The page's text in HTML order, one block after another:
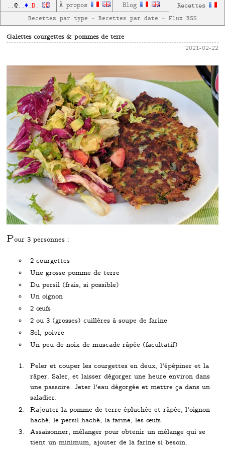
..@..♦.D. À propos Blog Recettes
Recettes par type — Recettes par date — Flux RSS
Galettes courgettes & pommes de terre
2021-02-22
Pour 3 personnes :
2 courgettes
Une grosse pomme de terre
Du persil (frais, si possible)
Un oignon
2 œufs
2 ou 3 (grosses) cuillères à soupe de farine
Sel, poivre
Un peu de noix de muscade râpée (facultatif)
Peler et couper les courgettes en deux, l'épépiner et la
râper. Saler, et laisser dégorger une heure environ dans
une passoire. Jeter l'eau dégorgée et mettre ça dans un
saladier.
Rajouter la pomme de terre épluchée et râpée, l'oignon
haché, le persil haché, la farine, les œufs.
Assaisonner, mélanger pour obtenir un mélange qui se
tient un minimum, ajouter de la farine si besoin.